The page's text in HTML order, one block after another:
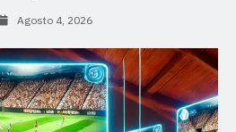
Agosto 4, 2026